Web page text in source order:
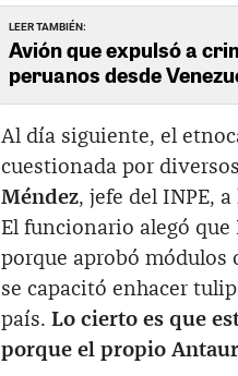
LEER TAMBIÉN:
Avión que expulsó a
peruanos desde
Al día siguiente, el
cuestionada por
Méndez, jefe del INPE, a
El funcionario alegó que
porque aprobó módulos
se capacitó enhacer
país. Lo cierto es que
porque el propio